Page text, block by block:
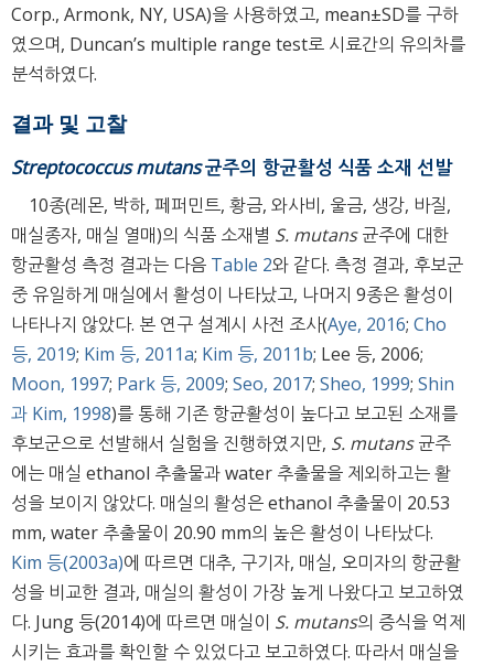
Corp., Armonk, NY, USA)을 사용하였고, mean±SD를 구하
였으며, Duncan’s multiple range test로 시료간의 유의차를
분석하였다.
결과 및 고찰
Streptococcus mutans균주의 항균활성 식품 소재 선발
10종(레몬, 박하, 페퍼민트, 황금, 와사비, 울금, 생강, 바질,
매실종자, 매실 열매)의 식품 소재별 S. mutans균주에 대한
항균활성 측정 결과는 다음 Table 2와 같다. 측정 결과, 후보군
중 유일하게 매실에서 활성이 나타났고, 나머지 9종은 활성이
나타나지 않았다. 본 연구 설계시 사전 조사(Aye, 2016; Cho
등, 2019; Kim 등, 2011a; Kim 등, 2011b; Lee 등, 2006;
Moon, 1997; Park 등, 2009; Seo, 2017; Sheo, 1999; Shin
과 Kim, 1998)를 통해 기존 항균활성이 높다고 보고된 소재를
후보군으로 선발해서 실험을 진행하였지만, S. mutans균주
에는 매실 ethanol 추출물과 water 추출물을 제외하고는 활
성을 보이지 않았다. 매실의 활성은 ethanol 추출물이 20.53
mm, water 추출물이 20.90 mm의 높은 활성이 나타났다.
Kim 등(2003a)에 따르면 대추, 구기자, 매실, 오미자의 항균활
성을 비교한 결과, 매실의 활성이 가장 높게 나왔다고 보고하였
다. Jung 등(2014)에 따르면 매실이 S. mutans의 증식을 억제
시키는 효과를 확인할 수 있었다고 보고하였다. 따라서 매실을